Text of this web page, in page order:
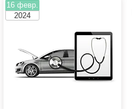
16 февр.
2024